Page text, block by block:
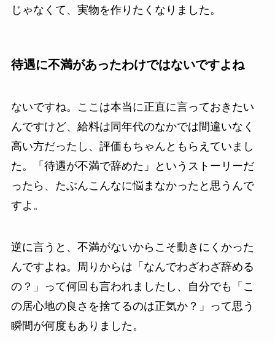
じゃなくて、実物を作りたくなりました。
待遇に不満があったわけではないですよね
ないですね。ここは本当に正直に言っておきたい
んですけど、給料は同年代のなかでは間違いなく
高い方だったし、評価もちゃんともらえていまし
た。「待遇が不満で辞めた」というストーリーだ
ったら、たぶんこんなに悩まなかったと思うんで
すよ。
逆に言うと、不満がないからこそ動きにくかった
んですよね。周りからは「なんでわざわざ辞める
の？」って何回も言われましたし、自分でも「こ
の居心地の良さを捨てるのは正気か？」って思う
瞬間が何度もありました。